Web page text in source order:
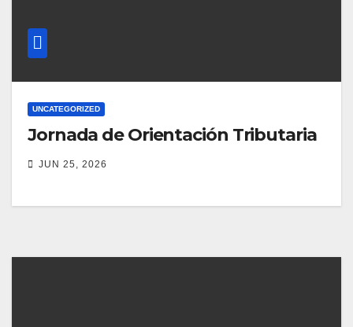
UNCATEGORIZED
Jornada de Orientación Tributaria
JUN 25, 2026